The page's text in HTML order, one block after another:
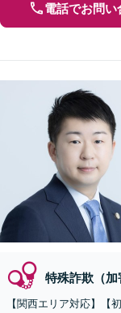
電話でお問い
特殊詐欺（加
【関西エリア対応】【